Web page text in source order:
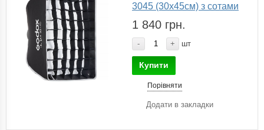
3045 (30x45см) з сотами
1 840 грн.
- + шт
Купити
Порівняти
Додати в закладки